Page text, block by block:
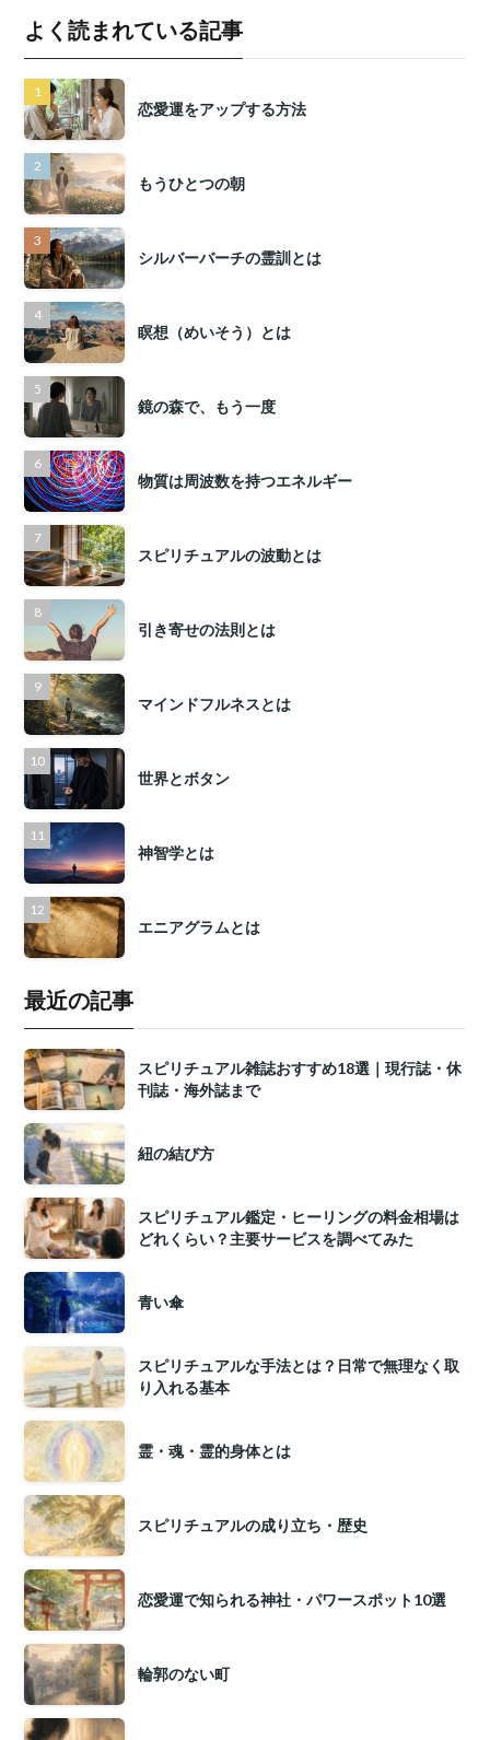
よく読まれている記事
恋愛運をアップする方法
もうひとつの朝
シルバーバーチの霊訓とは
瞑想（めいそう）とは
鏡の森で、もう一度
物質は周波数を持つエネルギー
スピリチュアルの波動とは
引き寄せの法則とは
マインドフルネスとは
世界とボタン
神智学とは
エニアグラムとは
最近の記事
スピリチュアル雑誌おすすめ18選｜現行誌・休
刊誌・海外誌まで
紐の結び方
スピリチュアル鑑定・ヒーリングの料金相場は
どれくらい？主要サービスを調べてみた
青い傘
スピリチュアルな手法とは？日常で無理なく取
り入れる基本
霊・魂・霊的身体とは
スピリチュアルの成り立ち・歴史
恋愛運で知られる神社・パワースポット10選
輪郭のない町